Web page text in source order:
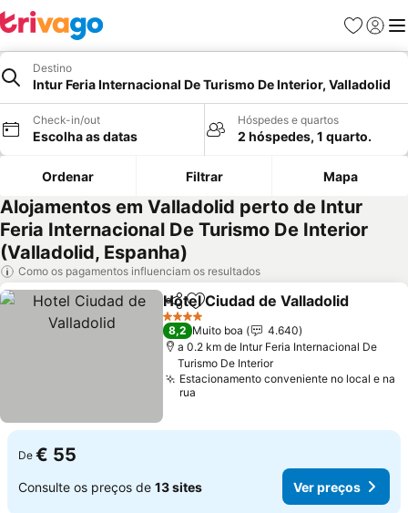
Favoritos
Iniciar
Destino
Intur Feria Internacional De Turismo De Interior, Valladolid
Check-in/out
Escolha as datas
Hóspedes e quartos
2 hóspedes, 1 quarto.
Ordenar Filtrar Mapa
Alojamentos em Valladolid perto de Intur
Feria Internacional De Turismo De Interior
(Valladolid, Espanha)
Como os pagamentos influenciam os resultados
PartilharAdicionar aos favoritos
Hotel Ciudad de Valladolid
4 Estrelas
8,2 Muito boa
4.640
a 0.2 km de Intur Feria Internacional De
Turismo De Interior
Estacionamento conveniente no local e na
rua
De € 55
Consulte os preços de 13 sites Ver preços